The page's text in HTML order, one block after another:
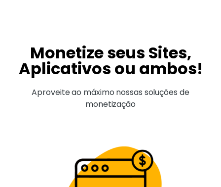
Monetize seus Sites,
Aplicativos ou ambos!
Aproveite ao máximo nossas soluções de
monetização